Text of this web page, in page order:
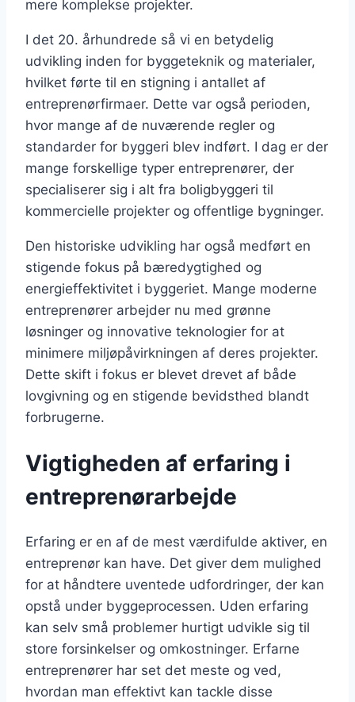
mere komplekse projekter.
I det 20. århundrede så vi en betydelig
udvikling inden for byggeteknik og materialer,
hvilket førte til en stigning i antallet af
entreprenørfirmaer. Dette var også perioden,
hvor mange af de nuværende regler og
standarder for byggeri blev indført. I dag er der
mange forskellige typer entreprenører, der
specialiserer sig i alt fra boligbyggeri til
kommercielle projekter og offentlige bygninger.
Den historiske udvikling har også medført en
stigende fokus på bæredygtighed og
energieffektivitet i byggeriet. Mange moderne
entreprenører arbejder nu med grønne
løsninger og innovative teknologier for at
minimere miljøpåvirkningen af deres projekter.
Dette skift i fokus er blevet drevet af både
lovgivning og en stigende bevidsthed blandt
forbrugerne.
Vigtigheden af erfaring i
entreprenørarbejde
Erfaring er en af de mest værdifulde aktiver, en
entreprenør kan have. Det giver dem mulighed
for at håndtere uventede udfordringer, der kan
opstå under byggeprocessen. Uden erfaring
kan selv små problemer hurtigt udvikle sig til
store forsinkelser og omkostninger. Erfarne
entreprenører har set det meste og ved,
hvordan man effektivt kan tackle disse